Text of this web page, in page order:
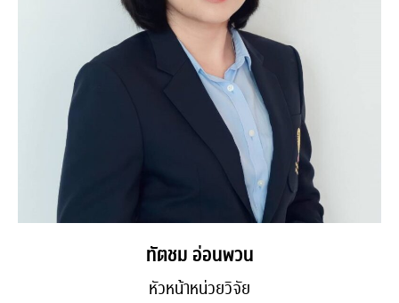
ทัตชม อ่อนพวน
หัวหน้าหน่วยวิจัย